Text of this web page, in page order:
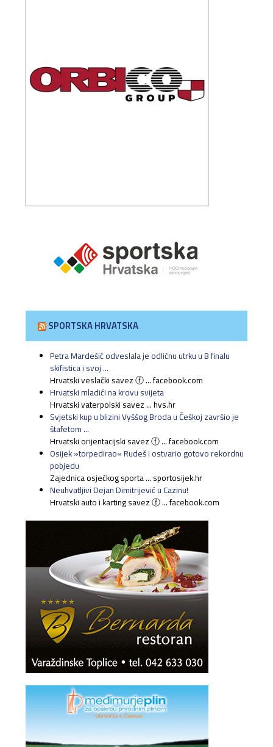
SPORTSKA HRVATSKA
Petra Mardešić odveslala je odličnu utrku u B finalu
skifistica i svoj ...
Hrvatski veslački savez ⓕ ... facebook.com
Hrvatski mladići na krovu svijeta
Hrvatski vaterpolski savez ... hvs.hr
Svjetski kup u blizini Vyššog Broda u Češkoj završio je
štafetom ...
Hrvatski orijentacijski savez ⓕ ... facebook.com
Osijek »torpedirao« Rudeš i ostvario gotovo rekordnu
pobjedu
Zajednica osječkog sporta ... sportosijek.hr
Neuhvatljivi Dejan Dimitrijević u Cazinu!
Hrvatski auto i karting savez ⓕ ... facebook.com